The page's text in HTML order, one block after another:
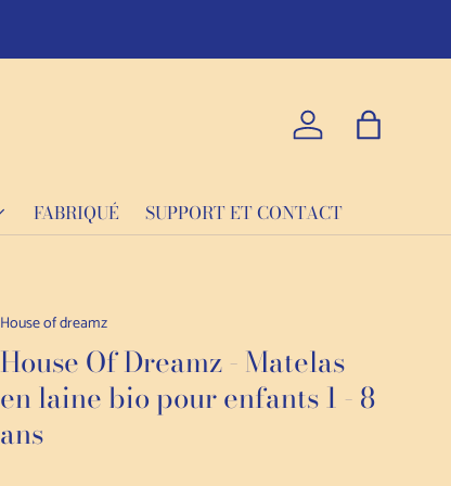
Se connecter
Sac
FABRIQUÉ SUPPORT ET CONTACT
House of dreamz
House Of Dreamz - Matelas
en laine bio pour enfants 1 - 8
ans